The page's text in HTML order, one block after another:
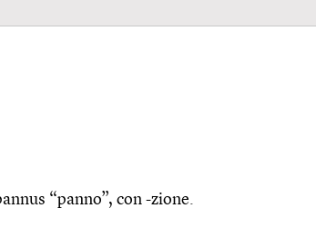
“panno”, con -zione.